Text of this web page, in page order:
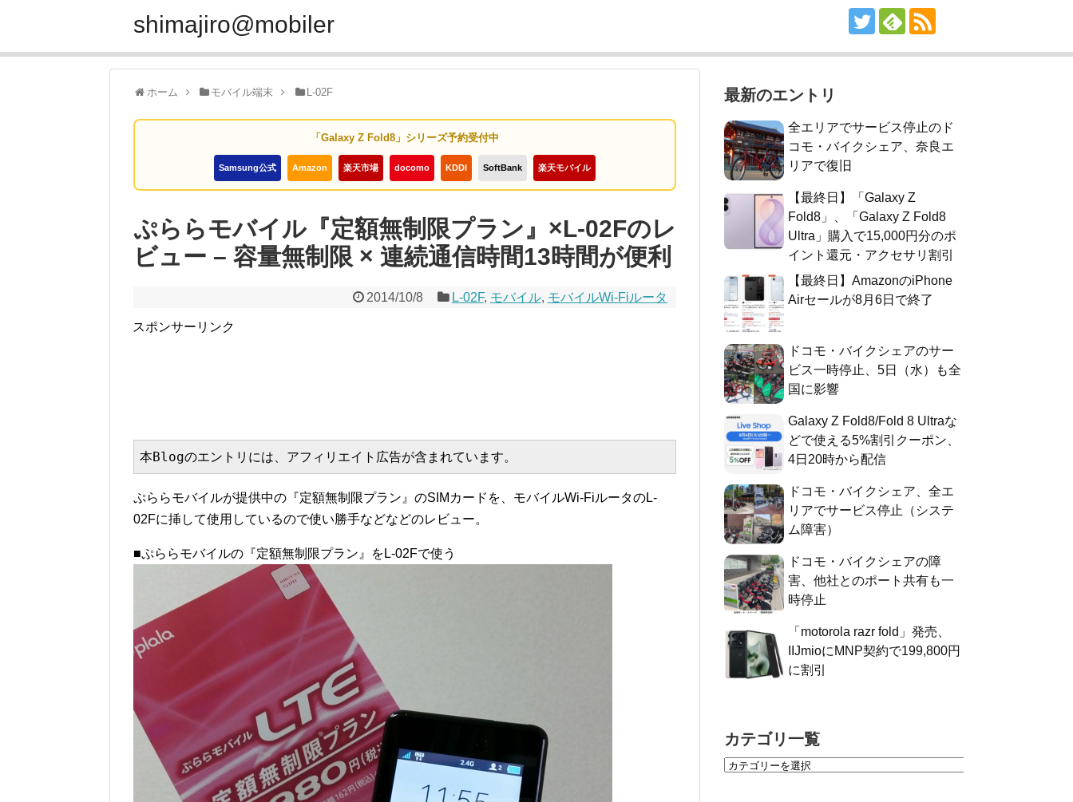
shimajiro@mobiler
ホーム モバイル端末 L-02F
「Galaxy Z Fold8」シリーズ予約受付中
Samsung公式 Amazon 楽天市場 docomo KDDI SoftBank 楽天モバイル
ぷららモバイル『定額無制限プラン』×L-02Fのレ
ビュー – 容量無制限 × 連続通信時間13時間が便利
2014/10/8 L-02F, モバイル, モバイルWi-Fiルータ
スポンサーリンク
本Blogのエントリには、アフィリエイト広告が含まれています。
ぷららモバイルが提供中の『定額無制限プラン』のSIMカードを、モバイルWi-FiルータのL-
02Fに挿して使用しているので使い勝手などなどのレビュー。
■ぷららモバイルの『定額無制限プラン』をL-02Fで使う
最新のエントリ
全エリアでサービス停止のド
コモ・バイクシェア、奈良エ
リアで復旧
【最終日】「Galaxy Z
Fold8」、「Galaxy Z Fold8
Ultra」購入で15,000円分のポ
イント還元・アクセサリ割引
【最終日】AmazonのiPhone
Airセールが8月6日で終了
ドコモ・バイクシェアのサー
ビス一時停止、5日（水）も全
国に影響
Galaxy Z Fold8/Fold 8 Ultraな
どで使える5%割引クーポン、
4日20時から配信
ドコモ・バイクシェア、全エ
リアでサービス停止（システ
ム障害）
ドコモ・バイクシェアの障
害、他社とのポート共有も一
時停止
「motorola razr fold」発売、
IIJmioにMNP契約で199,800円
に割引
カテゴリ一覧